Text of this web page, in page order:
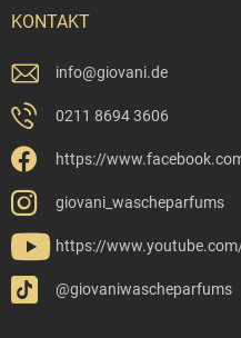
KONTAKT
info@giovani.de
0211 8694 3606
https://
giovani_wascheparfums
https://
@giovaniwascheparfums